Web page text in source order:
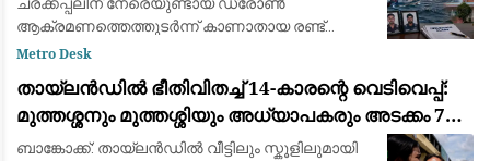
ആക്രമണത്തെത്തുടർന്ന് കാണാതായ രണ്ട്
ഇന്ത്യൻ നാവികരെ കണ്ടെത്താൻ
കോടതിയെ അറിയിച്ചു. വിപുലമായ തിരച
Metro Desk
തായ്‌ലൻഡിൽ ഭീതിവിതച്ച് 14-കാരന്റെ വെടിവെപ്പ്:
മുത്തശ്ശനും മുത്തശ്ശിയും അധ്യാപകരും അടക്കം 7
പേർ കൊല്ലപ്പെട്ടു
ബാങ്കോക്ക്: തായ്‌ലൻഡിൽ വീട്ടിലും സ്കൂളിലുമായി